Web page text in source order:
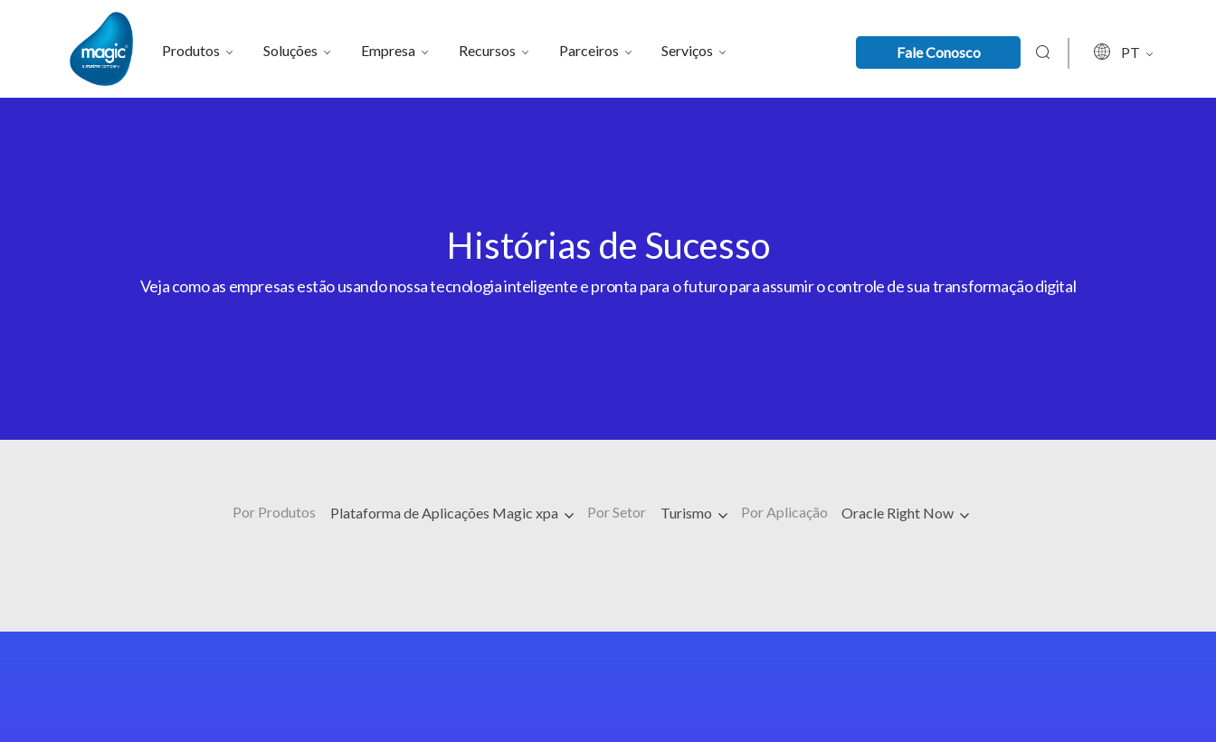
Produtos Soluções Empresa Recursos Parceiros Serviços Fale Conosco PT
Histórias de Sucesso
Veja como as empresas estão usando nossa tecnologia inteligente e pronta para o futuro para assumir o controle de sua transformação digital
Por Produtos Plataforma de Aplicações Magic xpa Por Setor Turismo Por Aplicação Oracle Right Now